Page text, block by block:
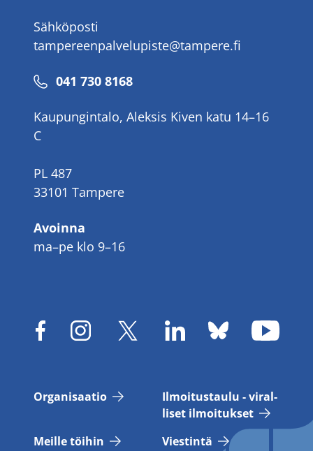
Sähköposti
tampereenpalvelupiste@tampere.fi
Puhelinnumero
041 730 8168
Kaupungintalo, Aleksis Kiven katu 14–16
C
PL 487
33101 Tampere
Avoinna
ma–pe klo 9–16
Or­ga­ni­saa­tio
Il­moi­tus­tau­lu - vi­ral­
li­set il­moi­tuk­set
Meil­le töi­hin
Vies­tin­tä